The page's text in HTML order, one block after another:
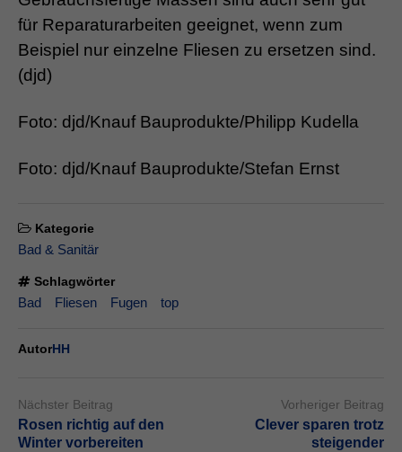
für Reparaturarbeiten geeignet, wenn zum
Beispiel nur einzelne Fliesen zu ersetzen sind.
(djd)
Foto: djd/Knauf Bauprodukte/Philipp Kudella
Foto: djd/Knauf Bauprodukte/Stefan Ernst
Kategorie
Bad & Sanitär
Schlagwörter
Bad Fliesen Fugen top
Autor HH
Nächster Beitrag
Rosen richtig auf den
Winter vorbereiten
Vorheriger Beitrag
Clever sparen trotz
steigender